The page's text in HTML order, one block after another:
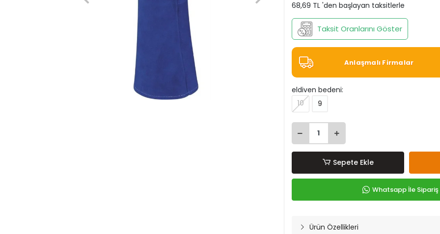
68,69 TL 'den başlayan taksitlerle
Taksit Oranlarını Göster
Anlaşmalı Firmalar
eldiven bedeni:
10
9
Sepete Ekle
Whatsapp İle Sipariş
Ürün Özellikleri